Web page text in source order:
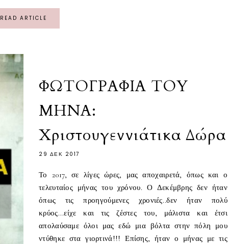
READ ARTICLE
ΦΩΤΟΓΡΑΦΙΑ ΤΟΥ
ΜΗΝΑ:
Χριστουγεννιάτικα Δώρα
29 ΔΕΚ 2017
Το 2017, σε λίγες ώρες, μας αποχαιρετά, όπως και ο
τελευταίος μήνας του χρόνου. Ο Δεκέμβρης δεν ήταν
όπως τις προηγούμενες χρονιές..δεν ήταν πολύ
κρύος...είχε και τις ζέστες του, μάλιστα και έτσι
απολαύσαμε όλοι μας εδώ μια βόλτα στην πόλη μου
ντύθηκε στα γιορτινά!!! Επίσης, ήταν ο μήνας με τις